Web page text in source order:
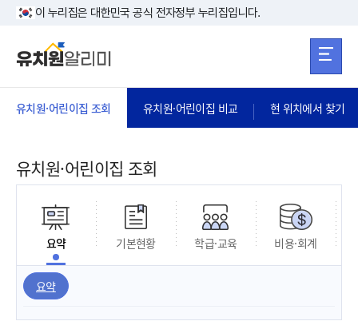
본문 바로가기
이 누리집은 대한민국 공식 전자정부 누리집입니다.
유치원·어린이집 조회 유치원·어린이집 비교 현 위치에서 찾기
유치원·어린이집 조회
요약 기본현황 학급·교육 비용·회계
요약